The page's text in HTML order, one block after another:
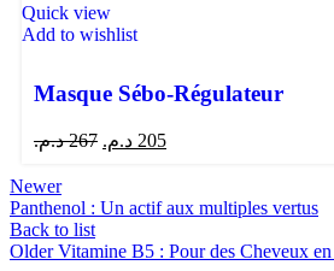
Quick view
Add to wishlist
Masque Sébo-Régulateur
267 د.م. 205 د.م.
Newer
Panthenol : Un actif aux multiples vertus
Back to list
Older Vitamine B5 : Pour des Cheveux